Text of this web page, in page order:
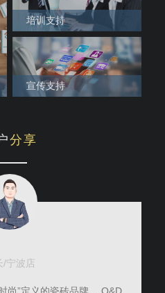
培训支持
宣传支持
分享
/宁波店